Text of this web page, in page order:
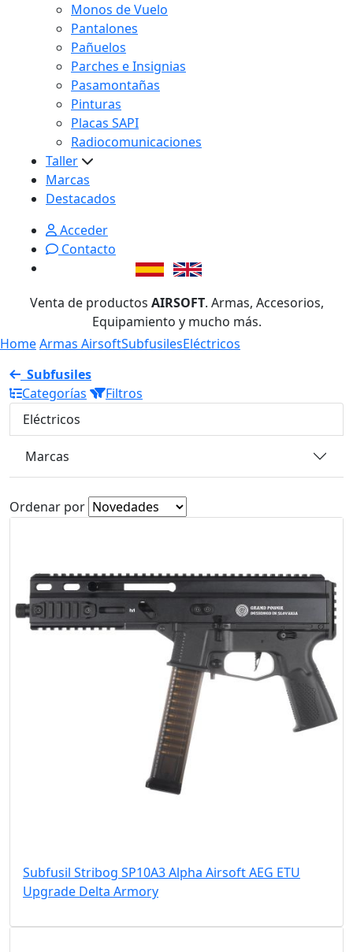
Monos de Vuelo
Pantalones
Pañuelos
Parches e Insignias
Pasamontañas
Pinturas
Placas SAPI
Radiocomunicaciones
Taller
Marcas
Destacados
Acceder
Contacto
Venta de productos AIRSOFT. Armas, Accesorios,
Equipamiento y mucho más.
HomeArmas AirsoftSubfusilesEléctricos
Subfusiles
Categorías
Filtros
Eléctricos
Marcas
Ordenar por
Subfusil Stribog SP10A3 Alpha Airsoft AEG ETU
Upgrade Delta Armory